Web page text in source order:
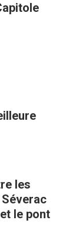
les
le pont